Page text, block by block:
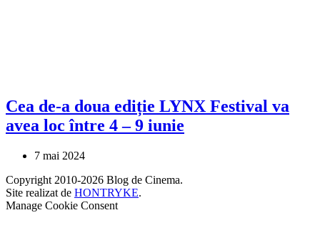
Cea de-a doua ediție LYNX Festival va
avea loc între 4 – 9 iunie
7 mai 2024
Copyright 2010-2026 Blog de Cinema.
Site realizat de HONTRYKE.
Manage Cookie Consent